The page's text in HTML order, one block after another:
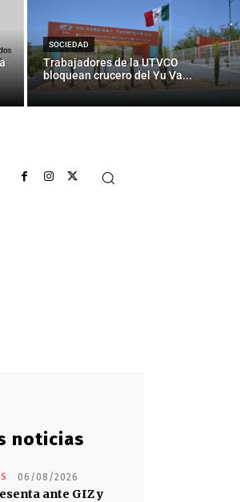
SOCIEDAD
Trabajadores de la UTVCO
bloquean crucero del Yu Va...
noticias
06/08/2026
ante GIZ y